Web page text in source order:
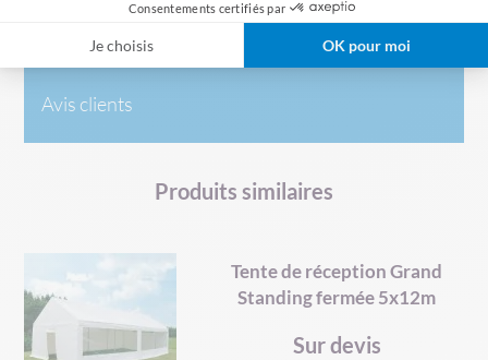
Consentements certifiés par
Je choisis OK pour moi
Avis clients
Produits similaires
Tente de réception Grand
Standing fermée 5x12m
Sur devis